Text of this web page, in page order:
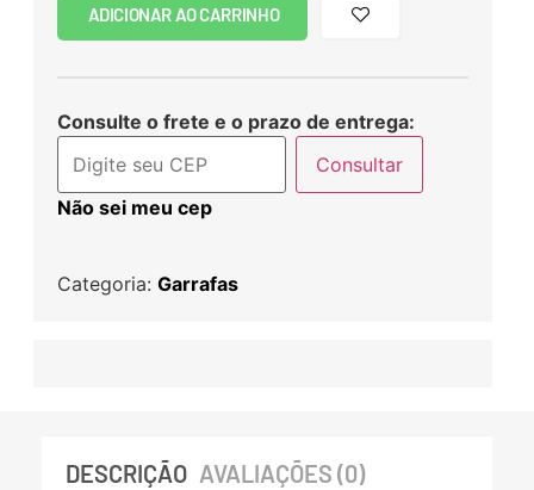
ADICIONAR AO CARRINHO
Consulte o frete e o prazo de entrega:
Consultar
Não sei meu cep
Categoria: Garrafas
DESCRIÇÃO AVALIAÇÕES (0)